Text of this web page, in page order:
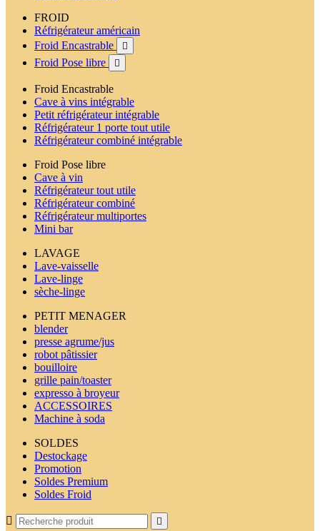
FROID
Réfrigérateur américain
Froid Encastrable

Froid Pose libre 
Froid Encastrable
Cave à vins intégrable
Petit réfrigérateur intégrable
Réfrigérateur 1 porte tout utile
Réfrigérateur combiné intégrable
Froid Pose libre
Cave à vin
Réfrigérateur tout utile
Réfrigérateur combiné
Réfrigérateur multiportes
Mini bar
LAVAGE
Lave-vaisselle
Lave-linge
sèche-linge
PETIT MENAGER
blender
presse agrume/jus
robot pâtissier
bouilloire
grille pain/toaster
expresso à broyeur
ACCESSOIRES
Machine à soda
SOLDES
Destockage
Promotion
Soldes Premium
Soldes Froid
 